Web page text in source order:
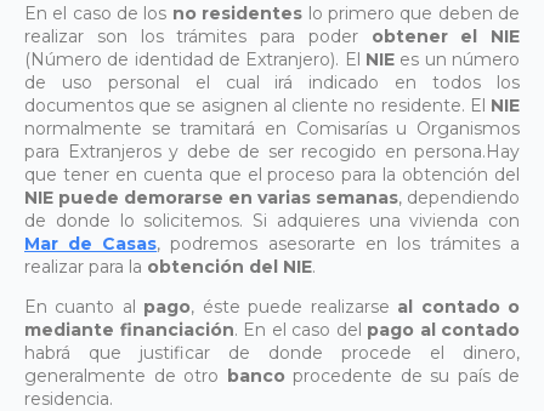
En el caso de los no residentes lo primero que deben de
realizar son los trámites para poder obtener el NIE
(Número de identidad de Extranjero). El NIE es un número
de uso personal el cual irá indicado en todos los
documentos que se asignen al cliente no residente. El NIE
normalmente se tramitará en Comisarías u Organismos
para Extranjeros y debe de ser recogido en persona.Hay
que tener en cuenta que el proceso para la obtención del
NIE puede demorarse en varias semanas, dependiendo
de donde lo solicitemos. Si adquieres una vivienda con
Mar de Casas, podremos asesorarte en los trámites a
realizar para la obtención del NIE.
En cuanto al pago, éste puede realizarse al contado o
mediante financiación. En el caso del pago al contado
habrá que justificar de donde procede el dinero,
generalmente de otro banco procedente de su país de
residencia.